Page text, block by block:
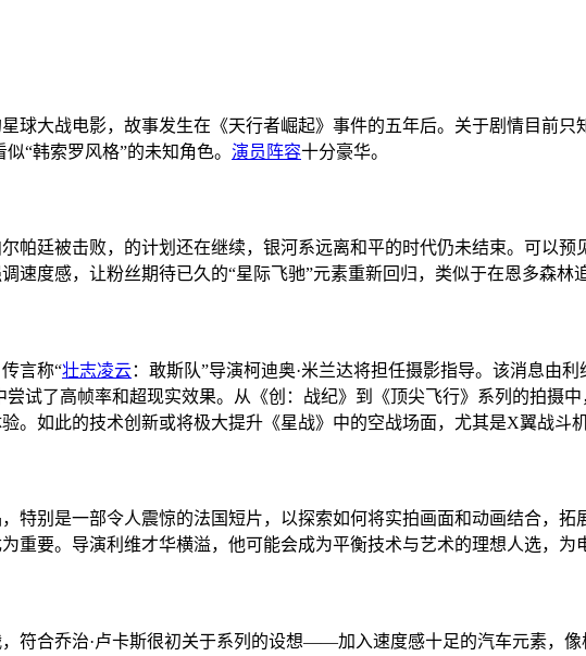
球大战电影，故事发生在《天行者崛起》事件的五年后。关于剧情目前只
“韩索罗风格”的未知角色。 演员阵容十分豪华。
帕廷被击败，的计划还在继续，银河系远离和平的时代仍未结束。可以
速度感，让粉丝期待已久的“星际飞驰”元素重新回归，类似于在恩多森林
言称“壮志凌云：敢斯队”导演柯迪奥·米兰达将担任摄影指导。该消息由
尝试了高帧率和超现实效果。从《创：战纪》到《顶尖飞行》系列的拍摄
。如此的技术创新或将极大提升《星战》中的空战场面，尤其是X翼战斗
特别是一部令人震惊的法国短片，以探索如何将实拍画面和动画结合，
重要。导演利维才华横溢，他可能会成为平衡技术与艺术的理想人选，为
符合乔治·卢卡斯很初关于系列的设想——加入速度感十足的汽车元素，